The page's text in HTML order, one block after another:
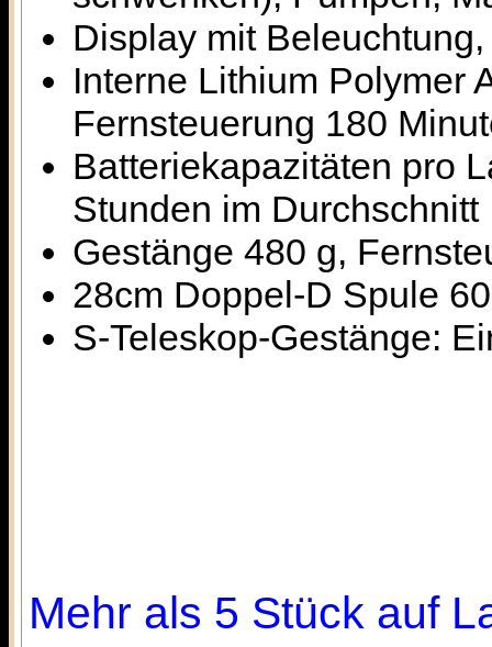
Display mit
Interne Lithium Polymer
Fernsteuerung 180
Batteriekapazitäten pro
Stunden im Durchschnitt
Gestänge 480 g,
28cm Doppel-D Spule
S-Teleskop-Gestänge:
Mehr als 5 Stück auf